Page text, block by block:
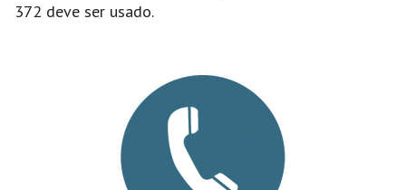
372 deve ser usado.